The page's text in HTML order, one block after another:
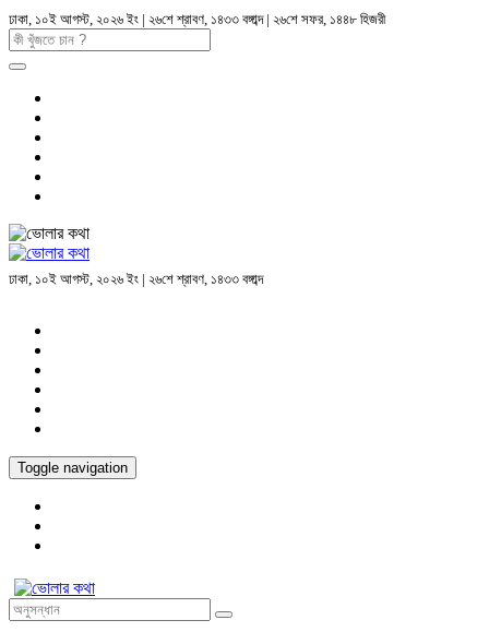
ঢাকা, ১০ই আগস্ট, ২০২৬ ইং | ২৬শে শ্রাবণ, ১৪৩৩ বঙ্গাব্দ | ২৬শে সফর, ১৪৪৮ হিজরী
ঢাকা, ১০ই আগস্ট, ২০২৬ ইং | ২৬শে শ্রাবণ, ১৪৩৩ বঙ্গাব্দ
Toggle navigation